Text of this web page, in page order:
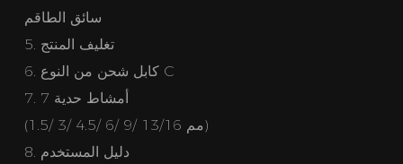
سائق الطاقم
5. تغليف المنتج
6.
كابل شحن من النوع C
7. 7 أمشاط حدية
(1.5/ 3/ 4.5/ 6/ 9/ 13/16 مم)
8. دليل المستخدم